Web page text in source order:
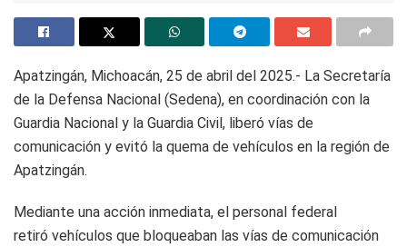
Apatzingán, Michoacán, 25 de abril del 2025.- La Secretaría
de la Defensa Nacional (Sedena), en coordinación con la
Guardia Nacional y la Guardia Civil, liberó vías de
comunicación y evitó la quema de vehículos en la región de
Apatzingán.
Mediante una acción inmediata, el personal federal
retiró vehículos que bloqueaban las vías de comunicación